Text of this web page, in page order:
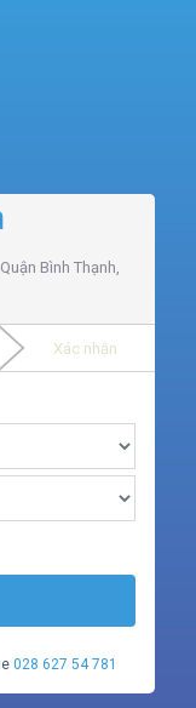
Bình Thạnh,
Xác nhận
028 627 54 781